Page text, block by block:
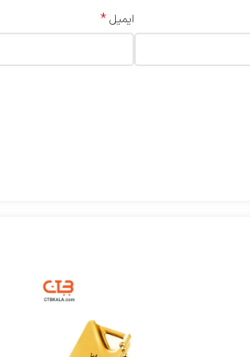
ایمیل*